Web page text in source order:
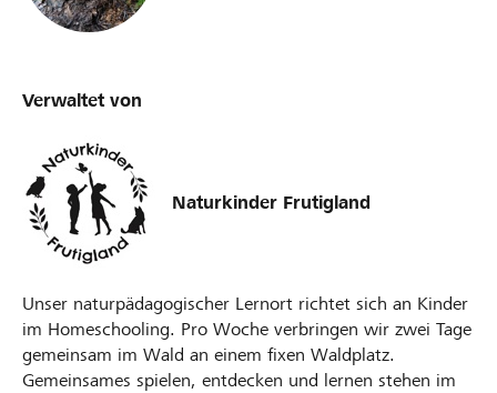
Verwaltet von
Naturkinder Frutigland
Unser naturpädagogischer Lernort richtet sich an Kinder
im Homeschooling. Pro Woche verbringen wir zwei Tage
gemeinsam im Wald an einem fixen Waldplatz.
Gemeinsames spielen, entdecken und lernen stehen im